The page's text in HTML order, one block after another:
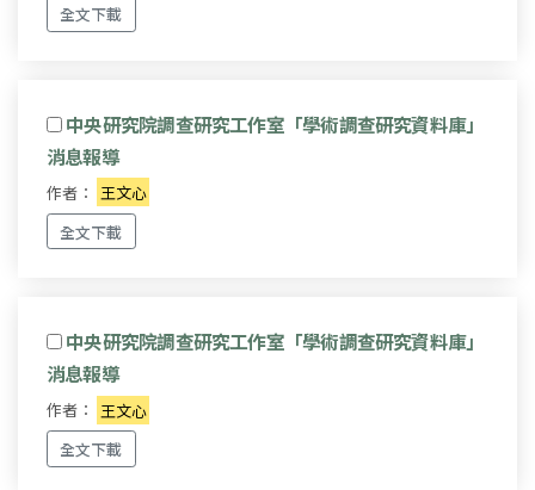
全文下載
中央研究院調查研究工作室「學術調查研究資料庫」
消息報導
作者：
王文心
全文下載
中央研究院調查研究工作室「學術調查研究資料庫」
消息報導
作者：
王文心
全文下載